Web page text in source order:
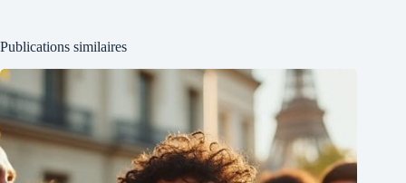
Publications similaires